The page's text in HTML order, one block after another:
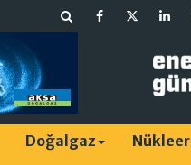
Doğalgaz
Nükleer